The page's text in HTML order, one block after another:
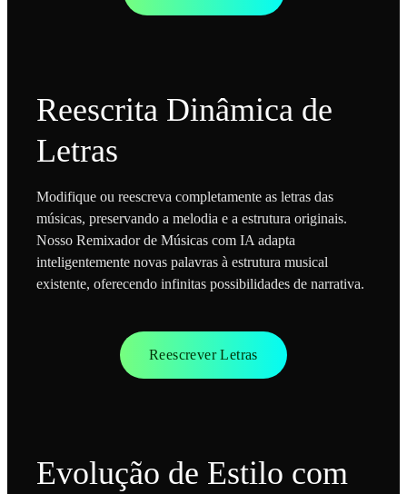
Reescrita Dinâmica de
Letras
Modifique ou reescreva completamente as letras das
músicas, preservando a melodia e a estrutura originais.
Nosso Remixador de Músicas com IA adapta
inteligentemente novas palavras à estrutura musical
existente, oferecendo infinitas possibilidades de narrativa.
Reescrever Letras
Evolução de Estilo com